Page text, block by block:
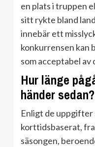
en plats i truppen
sitt rykte bland
innebär ett
konkurrensen kan
som acceptabel av
Hur länge
händer sedan?
Enligt de uppgifter
korttidsbaserat,
säsongen,